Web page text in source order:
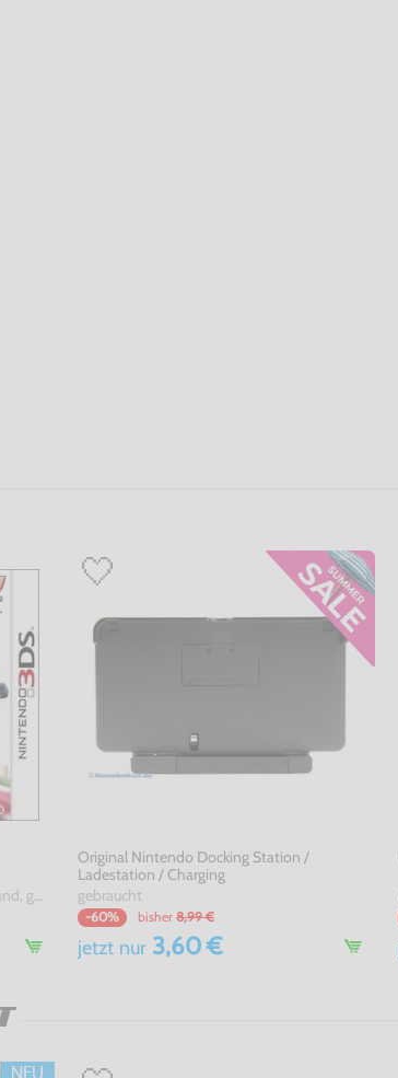
DE Version, mit OVP, sehr guter Zustand, gebraucht
Original Nintendo Docking Station /
Ladestation / Charging
gebraucht
-60% bisher 8,99 €
jetzt nur 3,60 €